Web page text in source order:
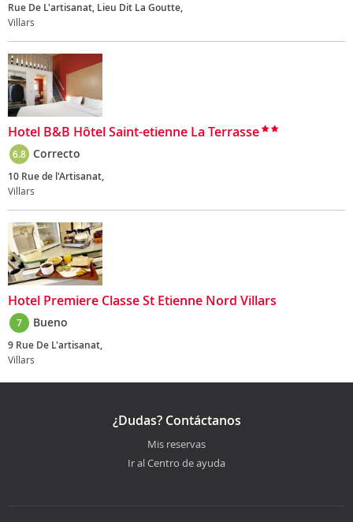
Rue De L'artisanat, Lieu Dit La Goutte,
Villars
Hotel B&B Hôtel Saint-etienne La Terrasse
6.8 Correcto
10 Rue de l'Artisanat,
Villars
Hotel Premiere Classe St Etienne Nord Villars
7 Bueno
9 Rue De L'artisanat,
Villars
¿Dudas? Contáctanos
Mis reservas
Ir al Centro de ayuda